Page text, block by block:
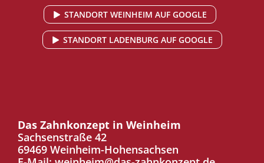
STANDORT WEINHEIM AUF GOOGLE
STANDORT LADENBURG AUF GOOGLE
Das Zahnkonzept in Weinheim
Sachsenstraße 42
69469 Weinheim-Hohensachsen